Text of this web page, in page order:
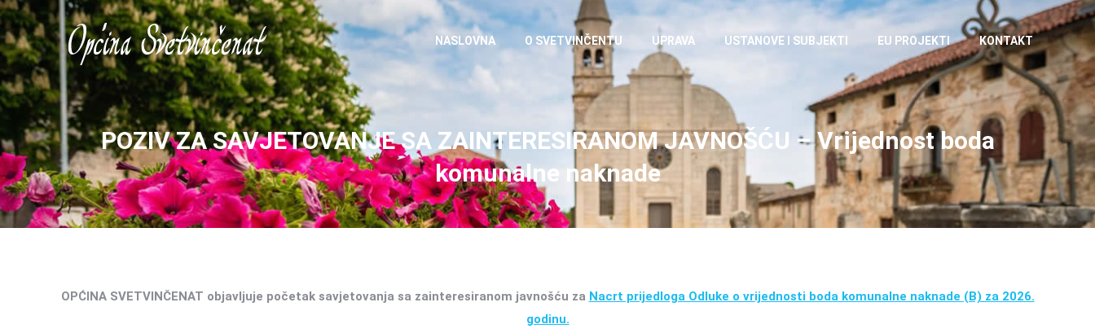
NASLOVNA O SVETVINČENTU UPRAVA USTANOVE I SUBJEKTI EU PROJEKTI KONTAKT
POZIV ZA SAVJETOVANJE SA ZAINTERESIRANOM JAVNOŠĆU – Vrijednost boda
komunalne naknade
OPĆINA SVETVINČENAT objavljuje početak savjetovanja sa zainteresiranom javnošću za Nacrt prijedloga Odluke o vrijednosti boda komunalne naknade (B) za 2026.
godinu.